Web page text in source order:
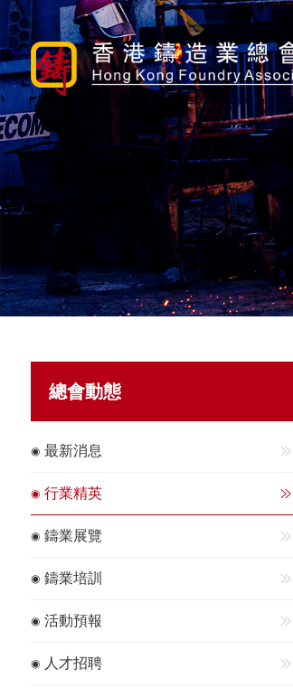
總會動態
最新消息
行業精英
鑄業展覽
鑄業培訓
活動預報
人才招聘